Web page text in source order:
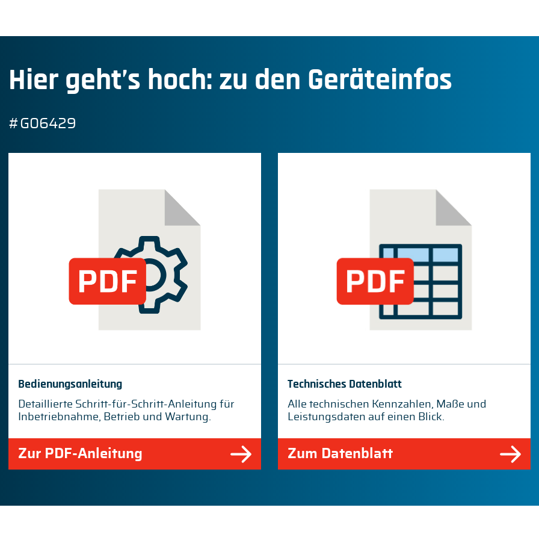
Hier geht’s hoch: zu den Geräteinfos
#G06429
Bedienungsanleitung
Detaillierte Schritt-für-Schritt-Anleitung für
Inbetriebnahme, Betrieb und Wartung.
Zur PDF-Anleitung
Technisches Datenblatt
Alle technischen Kennzahlen, Maße und
Leistungsdaten auf einen Blick.
Zum Datenblatt